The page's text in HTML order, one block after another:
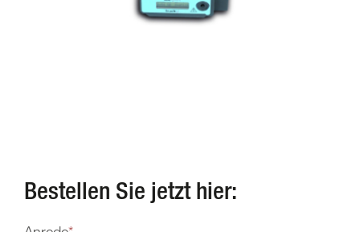
Bestellen Sie jetzt hier: